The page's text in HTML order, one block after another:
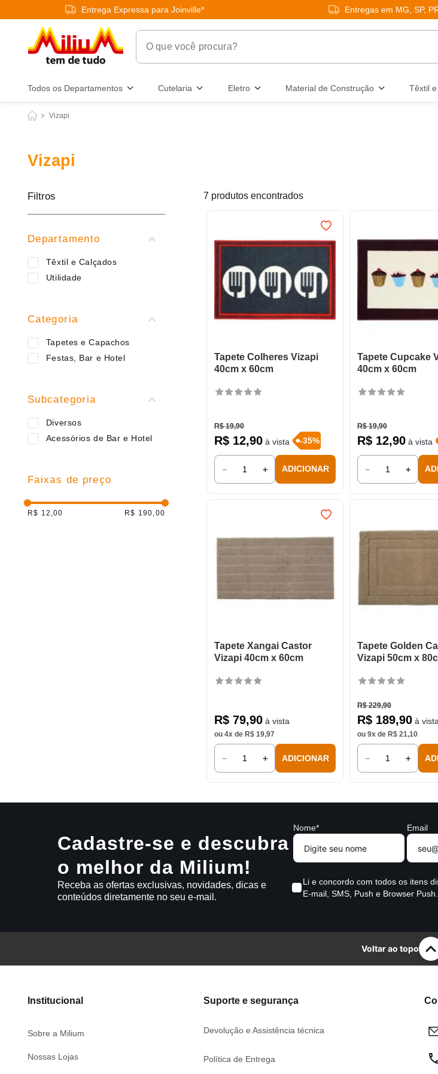
Entrega Expressa para Joinville* Entregas em MG, SP,
O que você procura?
Todos os Departamentos Cutelaria Eletro Material de Construção Têxtil
Vizapi
Vizapi
Filtros
Departamento
Têxtil e Calçados
Utilidade
Categoria
Tapetes e Capachos
Festas, Bar e Hotel
Subcategoria
Diversos
Acessórios de Bar e Hotel
Faixas de preço
R$ 12,00 R$ 190,00
7 produtos
Tapete Colheres Vizapi
40cm x 60cm
R$ 19,90
R$ 12,90à vista -35%
＋
－ ADICIONAR
Tapete Cupcake
40cm x 60cm
R$ 19,90
R$ 12,90à vista
＋
－
Tapete Xangai Castor
Vizapi 40cm x 60cm
R$ 79,90à vista
ou 4x de R$ 19,97
＋
－ ADICIONAR
Tapete Golden
Vizapi 50cm x
R$ 229,90
R$ 189,90à
ou 9x de R$ 21,10
＋
－
Cadastre-se e descubra
o melhor da Milium!
Receba as ofertas exclusivas, novidades, dicas e
conteúdos diretamente no seu e-mail.
Nome* Email
Li e concordo com todos os itens
E-mail, SMS, Push e Browser Push.
Voltar ao topo
Institucional
Sobre a Milium
Nossas Lojas
Suporte e segurança
Devolução e Assistência técnica
Política de Entrega